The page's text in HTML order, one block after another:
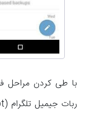
با طی کردن مراحل